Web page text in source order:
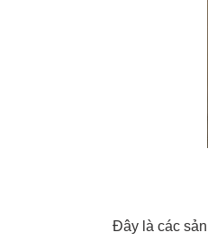
Đây là các